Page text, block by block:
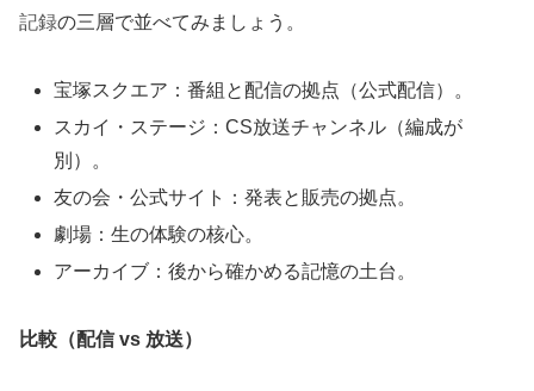
記録の三層で並べてみましょう。
宝塚スクエア：番組と配信の拠点（公式配信）。
スカイ・ステージ：CS放送チャンネル（編成が
別）。
友の会・公式サイト：発表と販売の拠点。
劇場：生の体験の核心。
アーカイブ：後から確かめる記憶の土台。
比較（配信 vs 放送）